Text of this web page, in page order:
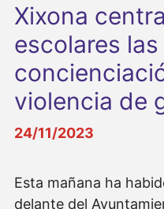
Xixona
escolares
violencia de
24/11/2023
Esta mañana ha
delante del